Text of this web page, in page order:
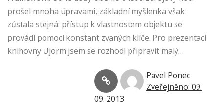
prošel mnoha úpravami, základní myšlenka však
zůstala stejná: přístup k vlastnostem objektu se
provádí pomocí konstant zvaných klíče. Pro prezentaci
knihovny Ujorm jsem se rozhodl připravit malý…
Pavel Ponec
Zveřejněno: 09.
09. 2013